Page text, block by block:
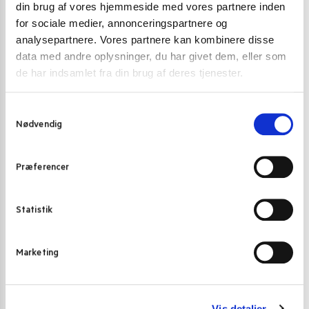
din brug af vores hjemmeside med vores partnere inden
for sociale medier, annonceringspartnere og
analysepartnere. Vores partnere kan kombinere disse
data med andre oplysninger, du har givet dem, eller som
de har indsamlet fra din brug af deres tjenester.
Nødvendig
Præferencer
Statistik
Marketing
SRIRACHA
Flying Goose